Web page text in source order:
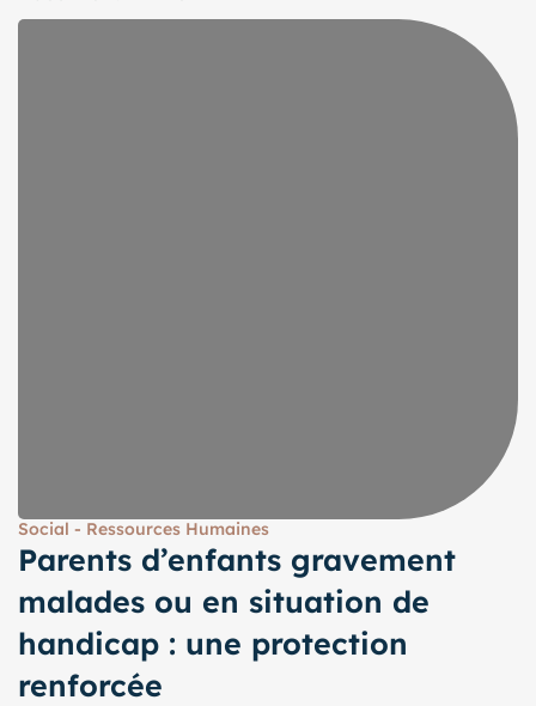
Social - Ressources Humaines
Parents d’enfants gravement
malades ou en situation de
handicap : une protection
renforcée